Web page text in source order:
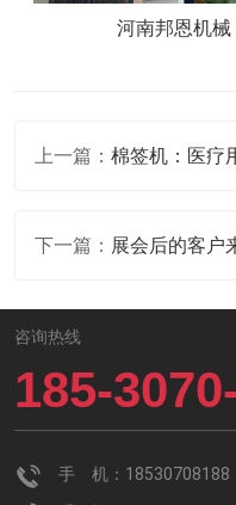
河南邦恩机
上一篇： 棉签机：医疗
下一篇： 展会后的客户
咨询热线
185-
手 机：18530708188